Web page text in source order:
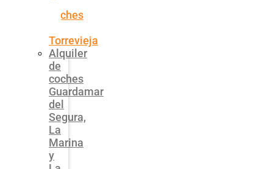
coches
Torrevieja
Alquiler
de
coches
Guardamar
del
Segura,
La
Marina
y